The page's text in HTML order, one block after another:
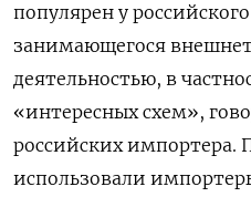
популярен у
занимающегося
деятельностью, в
«интересных схем»,
российских импортера.
использовали